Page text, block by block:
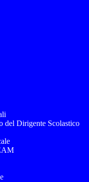
del Dirigente Scolastico